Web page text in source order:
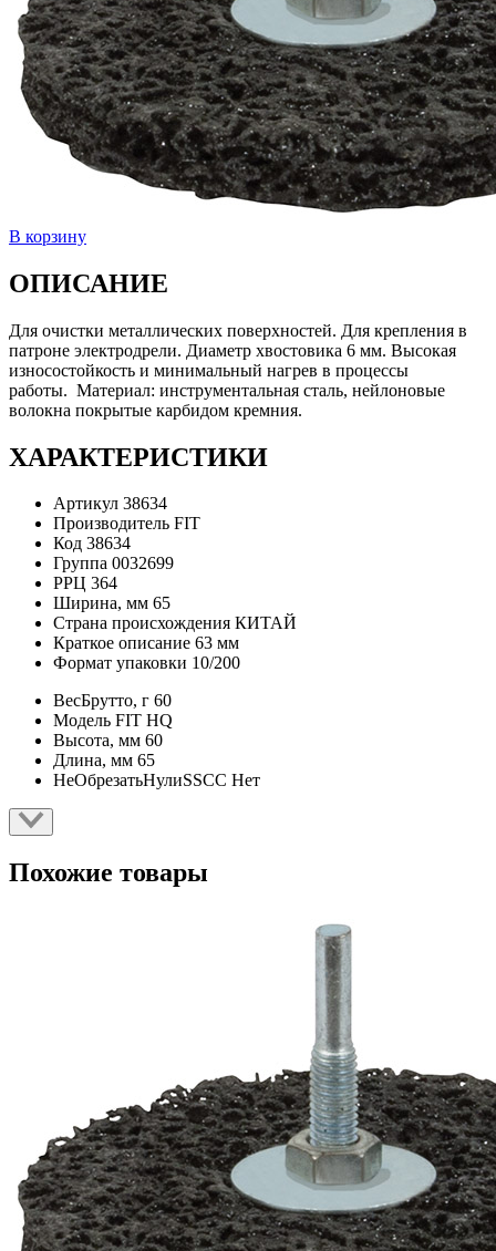
В корзину
ОПИСАНИЕ
Для очистки металлических поверхностей. Для крепления в
патроне электродрели. Диаметр хвостовика 6 мм. Высокая
износостойкость и минимальный нагрев в процессы
работы. Материал: инструментальная сталь, нейлоновые
волокна покрытые карбидом кремния.
ХАРАКТЕРИСТИКИ
Артикул 38634
Производитель FIT
Код 38634
Группа 0032699
РРЦ 364
Ширина, мм 65
Страна происхождения КИТАЙ
Краткое описание 63 мм
Формат упаковки 10/200
ВесБрутто, г 60
Модель FIT HQ
Высота, мм 60
Длина, мм 65
НеОбрезатьНулиSSCC Нет
Похожие товары